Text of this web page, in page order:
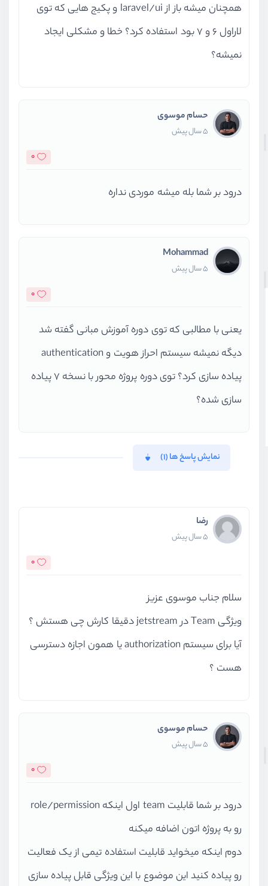
همچنان میشه باز از laravel/ui و پکیج هایی که توی
لاراول 6 و 7 بود استفاده کرد؟ خطا و مشکلی ایجاد
نمیشه؟
حسام موسوی
5 سال پیش
0
درود بر شما بله میشه موردی نداره
Mohammad
5 سال پیش
0
یعنی با مطالبی که توی دوره آموزش مبانی گفته شد
دیگه نمیشه سیستم احراز هویت و authentication
پیاده سازی کرد؟ توی دوره پروژه محور با نسخه 7 پیاده
سازی شده؟
نمایش پاسخ ها (1)
رضا
5 سال پیش
0
سلام جناب موسوی عزیز
ویژگی Team در jetstream دقیقا کارش چی هستش ؟
آیا برای سیستم authorization یا همون اجازه دسترسی
هست ؟
حسام موسوی
5 سال پیش
0
درود بر شما قابلیت team اول اینکه role/permission
رو به پروژه اتون اضافه میکنه
دوم اینکه میخواید قابلیت استفاده تیمی از یک فعالیت
رو پیاده کنید این موضوع با این ویژگی قابل پیاده سازی